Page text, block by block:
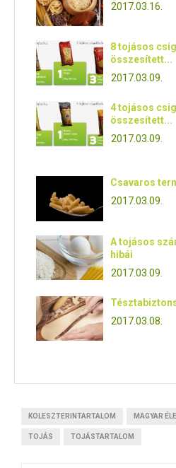
2017.03.16.
8 tojásos
összesített...
2017.03.09.
4 tojásos
összesített...
2017.03.09.
Csavaros
2017.03.09.
A tojásos
hibái
2017.03.09.
2017.03.08.
KOLESZTERINTARTALOM MAGYAR
TOJÁS TOJÁSTARTALOM